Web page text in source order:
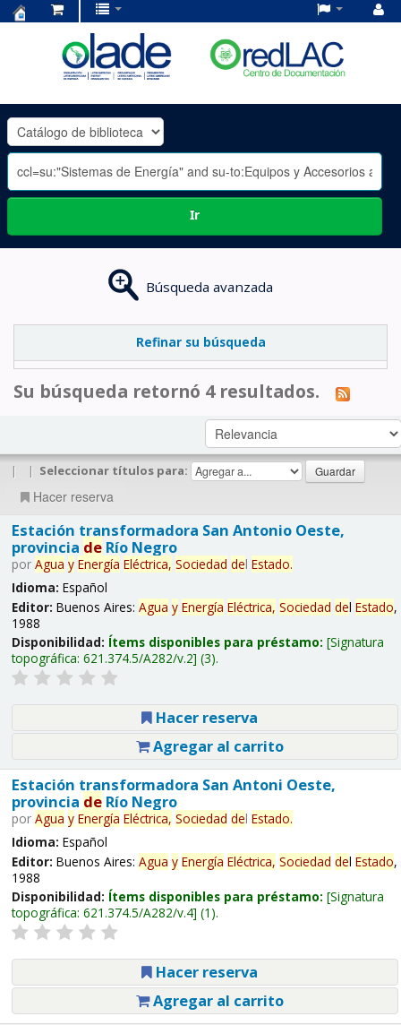
OLADE
-
Ir
Búsqueda avanzada
Refinar su búsqueda
Su búsqueda retornó 4 resultados.
| | Seleccionar títulos para:
Hacer reserva
Estación transformadora San Antonio Oeste,
provincia deRío Negro
por Agua y Energía Eléctrica, Sociedad del Estado.
Idioma: Español
Editor: Buenos Aires: Agua y Energía Eléctrica, Sociedad del Estado,
1988
Disponibilidad: Ítems disponibles para préstamo: Signatura
topográfica: 621.374.5/A282/v.2 (3).
Hacer reserva
Agregar al carrito
Estación transformadora San Antoni Oeste,
provincia deRío Negro
por Agua y Energía Eléctrica, Sociedad del Estado.
Idioma: Español
Editor: Buenos Aires: Agua y Energía Eléctrica, Sociedad del Estado,
1988
Disponibilidad: Ítems disponibles para préstamo: Signatura
topográfica: 621.374.5/A282/v.4 (1).
Hacer reserva
Agregar al carrito